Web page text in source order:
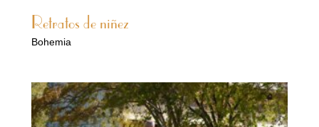
Retratos de niñez
Bohemia